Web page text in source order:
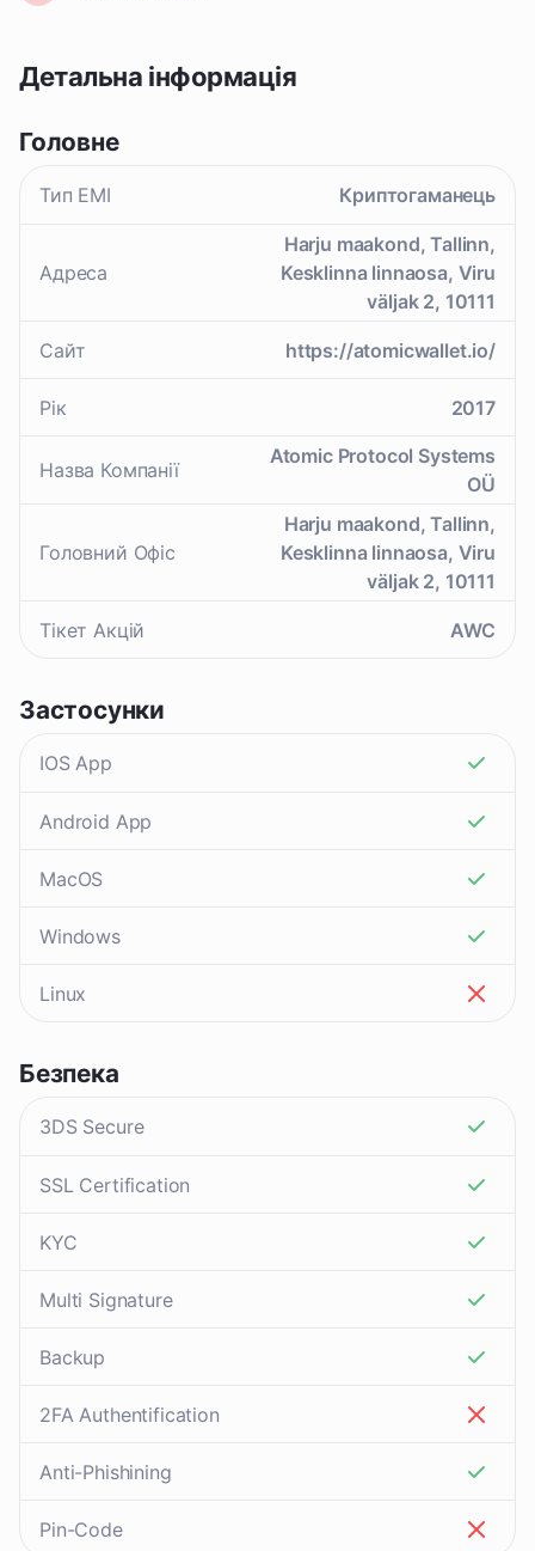
Детальна інформація
Головне
Тип EMI Криптогаманець
Адреса
Harju maakond, Tallinn,
Kesklinna linnaosa, Viru
väljak 2, 10111
Сайт https://atomicwallet.io/
Рік 2017
Назва Компанії
Atomic Protocol Systems
OÜ
Головний Офіс
Harju maakond, Tallinn,
Kesklinna linnaosa, Viru
väljak 2, 10111
Тікет Акцій AWC
Застосунки
IOS App
Android App
MacOS
Windows
Linux
Безпека
3DS Secure
SSL Certification
KYC
Multi Signature
Backup
2FA Authentification
Anti-Phishining
Pin-Code